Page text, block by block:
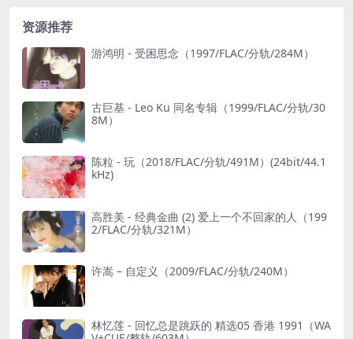
资源推荐
游鸿明 - 受困思念（1997/FLAC/分轨/284M）
古巨基 - Leo Ku 同名专辑（1999/FLAC/分轨/30
8M）
陈粒 - 玩（2018/FLAC/分轨/491M）(24bit/44.1
kHz)
高胜美 - 经典金曲 (2) 爱上一个不回家的人（199
2/FLAC/分轨/321M）
许嵩 – 自定义（2009/FLAC/分轨/240M）
林忆莲 - 回忆总是跳跃的 精选05 香港 1991（WA